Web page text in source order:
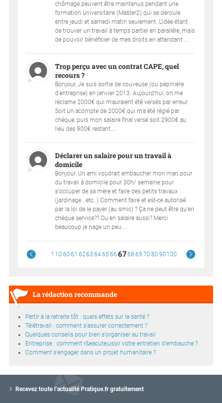
chômage peuvent être maintenus pendant une
formation universitaire (Master2) qui se déroule
entre jeudi et samedi matin seulement. L'idée étant
de trouver un travail à temps partiel en parallèle, mais
de pouvoir bénéficier de mes droits en attendant....
Trop perçu avec un contrat CAPE, quel
recours ?
Bonjour, Je suis sortie de couveuse (ou pépinière
d'entreprise) en janvier 2013. Aujourd'hui, on me
réclame 2000€ qui m'auraient été versés par erreur.
Soit un acompte de 2000€ qui m'a été réglé par
chèque, puis mon salaire final versé soit 2900€ au
lieu des 900€ restant....
Déclarer un salaire pour un travail à
domicile
Bonjour, Un ami voudrait embaucher mon mari pour
du travail à domicile pour 30h/ semaine pour
s'occuper de sa mère et faire des petits travaux
(jardinage ..etc..) Comment faire et est-ce autorisé
par la loi de le payer (au smic) ? Ça ne peut être qu'en
chèque service?? Ou en salaire aussi? Merci
beaucoup je nage un peu....
1 10 60 61 6263 6465 66 6768 69 70 80 90 100
La rédaction recommande
Partir à la retraite tôt : quels effets sur la santé ?
Télétravail : comment s'assurer correctement ?
Quelques conseils pour bien s'organiser au travail
Entreprise : comment r&eacute;ussir votre entretien d'embauche ?
Comment s'engager dans un projet humanitaire ?
Recevez toute l’actualité Pratique.fr gratuitement
o